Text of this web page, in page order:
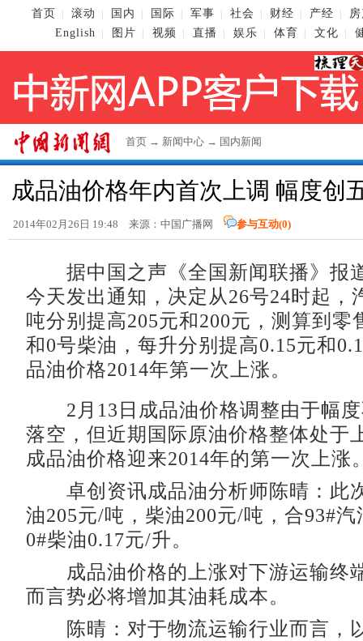
首页 滚动 国内 国际 军事 社会 财经 产经
English
图片 视频 直播 娱乐 体育 文化
首页 → 新闻中心 → 国内新闻
成品油价格年内首次上调 幅度创
2014年02月26日 19:48 来源：中国广播网 参与互动(0)
据中国之声《全国新闻联播》报
今天发出通知，决定从26号24时起，
吨分别提高205元和200元，测算到零
和0号柴油，每升分别提高0.15元和
品油价格2014年第一次上涨。
2月13日成品油价格调整由于幅度
落空，但近期国际原油价格整体处于
成品油价格迎来2014年的第一次上涨
卓创资讯成品油分析师陈晴：此
油205元/吨，柴油200元/吨，合93#
0#柴油0.17元/升。
成品油价格的上涨对下游运输终
而言势必将增加其油耗成本。
陈晴：对于物流运输行业而言，